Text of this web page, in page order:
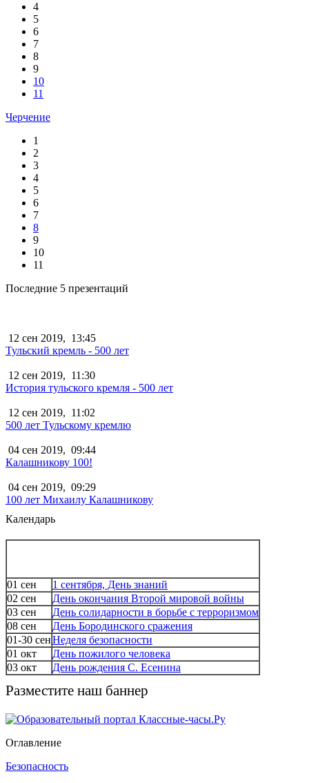
4
5
6
7
8
9
10
11
Черчение
1
2
3
4
5
6
7
8
9
10
11
Последние 5 презентаций
12 сен 2019, 13:45
Тульский кремль - 500 лет
12 сен 2019, 11:30
История тульского кремля - 500 лет
12 сен 2019, 11:02
500 лет Тульскому кремлю
04 сен 2019, 09:44
Калашникову 100!
04 сен 2019, 09:29
100 лет Михаилу Калашникову
Календарь
01 сен
1 сентября, День знаний
02 сен
День окончания Второй мировой войны
03 сен
День солидарности в борьбе с терроризмом
08 сен
День Бородинского сражения
01-30 сенНеделя безопасности
01 окт
День пожилого человека
03 окт
День рождения С. Есенина
Разместите наш баннер
Оглавление
Безопасность